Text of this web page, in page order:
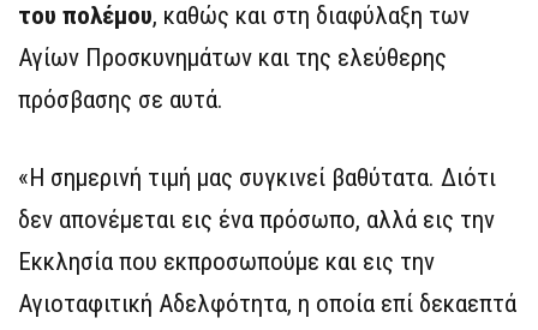
του πολέμου, καθώς και στη διαφύλαξη των
Αγίων Προσκυνημάτων και της ελεύθερης
πρόσβασης σε αυτά.
«Η σημερινή τιμή μας συγκινεί βαθύτατα. Διότι
δεν απονέμεται εις ένα πρόσωπο, αλλά εις την
Εκκλησία που εκπροσωπούμε και εις την
Αγιοταφιτική Αδελφότητα, η οποία επί δεκαεπτά